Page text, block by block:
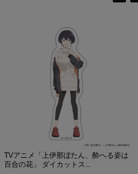
TVアニメ「上伊那ぼたん、酔へる姿は
百合の花」 ダイカットス...